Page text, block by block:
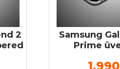
2
Samsung
Prime
üveg) 0,3
1.990